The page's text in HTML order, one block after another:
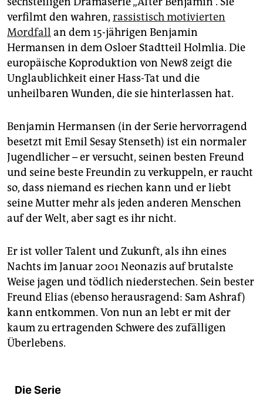
epaper login
verfilmt den wahren, rassistisch motivierten
Mordfall an dem 15-jährigen Benjamin
Hermansen in dem Osloer Stadtteil Holmlia. Die
europäische Koproduktion von New8 zeigt die
Unglaublichkeit einer Hass-Tat und die
unheilbaren Wunden, die sie hinterlassen hat.
Benjamin Hermansen (in der Serie hervorragend
besetzt mit Emil Sesay Stenseth) ist ein normaler
Jugendlicher – er versucht, seinen besten Freund
und seine beste Freundin zu verkuppeln, er raucht
so, dass niemand es riechen kann und er liebt
seine Mutter mehr als jeden anderen Menschen
auf der Welt, aber sagt es ihr nicht.
Er ist voller Talent und Zukunft, als ihn eines
Nachts im Januar 2001 Neonazis auf brutalste
Weise jagen und tödlich niederstechen. Sein bester
Freund Elias (ebenso herausragend: Sam Ashraf)
kann entkommen. Von nun an lebt er mit der
kaum zu ertragenden Schwere des zufälligen
Überlebens.
Die Serie